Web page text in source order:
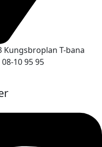
Kungsbroplan T-bana
10 95 95